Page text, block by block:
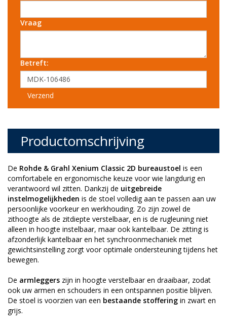
Vraag
Betreft:
Verzend
Productomschrijving
De Rohde & Grahl Xenium Classic 2D bureaustoel is een
comfortabele en ergonomische keuze voor wie langdurig en
verantwoord wil zitten. Dankzij de uitgebreide
instelmogelijkheden is de stoel volledig aan te passen aan uw
persoonlijke voorkeur en werkhouding. Zo zijn zowel de
zithoogte als de zitdiepte verstelbaar, en is de rugleuning niet
alleen in hoogte instelbaar, maar ook kantelbaar. De zitting is
afzonderlijk kantelbaar en het synchroonmechaniek met
gewichtsinstelling zorgt voor optimale ondersteuning tijdens het
bewegen.
De armleggers zijn in hoogte verstelbaar en draaibaar, zodat
ook uw armen en schouders in een ontspannen positie blijven.
De stoel is voorzien van een bestaande stoffering in zwart en
grijs.